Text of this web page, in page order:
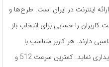
اینترنت در ایران است. طرح‌ها و
را حسابی برای انتخاب باز
دارند. هر کاربر متناسب با
مصرف خود می‌تواند، یکی از آن‌ها را خریداری نماید. کمترین سرعت 512 و